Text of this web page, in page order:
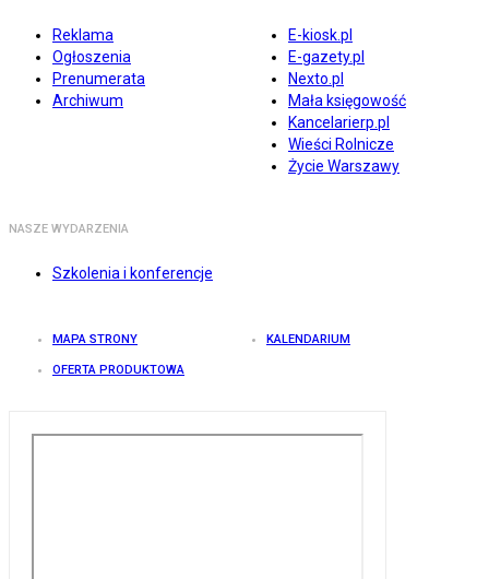
Reklama
Ogłoszenia
Prenumerata
Archiwum
E-kiosk.pl
E-gazety.pl
Nexto.pl
Mała księgowość
Kancelarierp.pl
Wieści Rolnicze
Życie Warszawy
NASZE WYDARZENIA
Szkolenia i konferencje
MAPA STRONY KALENDARIUM
OFERTA PRODUKTOWA